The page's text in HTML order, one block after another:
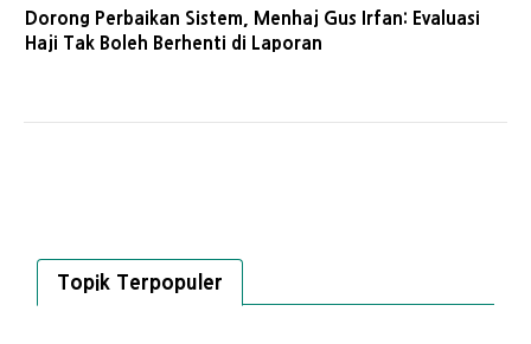
Dorong Perbaikan Sistem, Menhaj Gus Irfan: Evaluasi
Haji Tak Boleh Berhenti di Laporan
Topik Terpopuler